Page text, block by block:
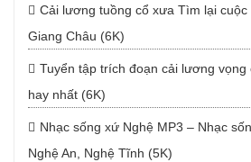
Cải lương tuồng cổ xưa Tìm lại cuộc
Giang Châu (6K)
Tuyển tập trích đoạn cải lương
hay nhất (6K)
Nhạc sống xứ Nghệ MP3 – Nhạc
Nghệ An, Nghệ Tĩnh (5K)